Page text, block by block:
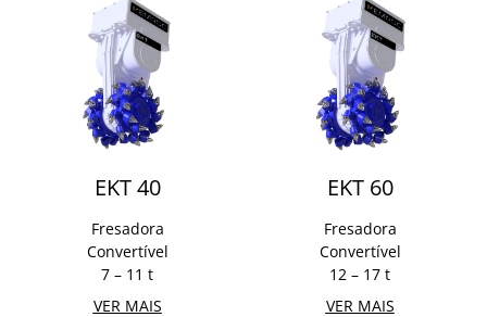
EKT 40
Fresadora
Convertível
7 – 11 t
VER MAIS
EKT 60
Fresadora
Convertível
12 – 17 t
VER MAIS